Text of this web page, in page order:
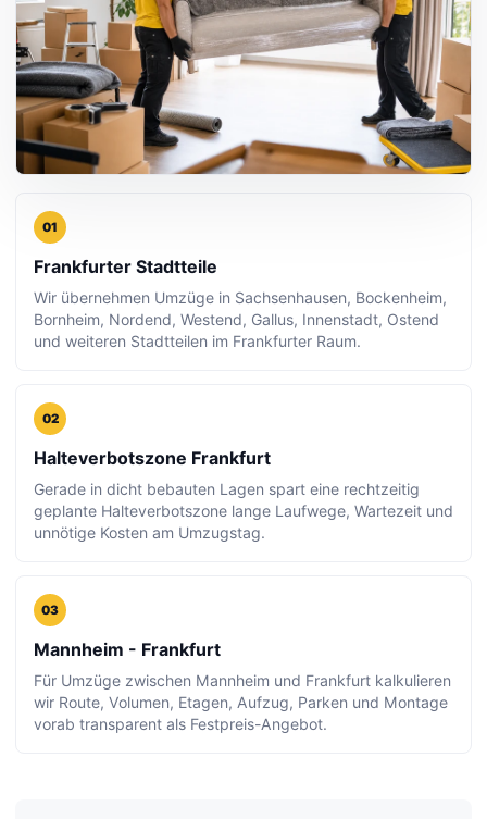
01
Frankfurter Stadtteile
Wir übernehmen Umzüge in Sachsenhausen, Bockenheim,
Bornheim, Nordend, Westend, Gallus, Innenstadt, Ostend
und weiteren Stadtteilen im Frankfurter Raum.
02
Halteverbotszone Frankfurt
Gerade in dicht bebauten Lagen spart eine rechtzeitig
geplante Halteverbotszone lange Laufwege, Wartezeit und
unnötige Kosten am Umzugstag.
03
Mannheim - Frankfurt
Für Umzüge zwischen Mannheim und Frankfurt kalkulieren
wir Route, Volumen, Etagen, Aufzug, Parken und Montage
vorab transparent als Festpreis-Angebot.